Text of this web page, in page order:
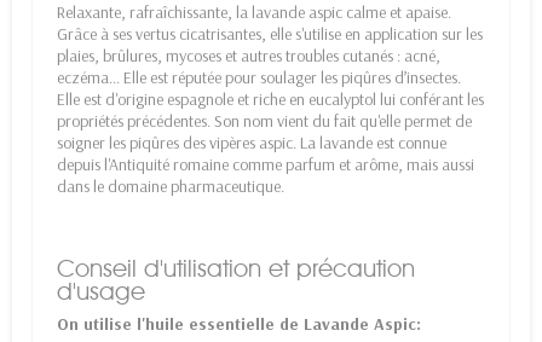
Relaxante, rafraîchissante, la lavande aspic calme et apaise.
Grâce à ses vertus cicatrisantes, elle s'utilise en application sur les
plaies, brûlures, mycoses et autres troubles cutanés : acné,
eczéma... Elle est réputée pour soulager les piqûres d’insectes.
Elle est d'origine espagnole et riche en eucalyptol lui conférant les
propriétés précédentes. Son nom vient du fait qu'elle permet de
soigner les piqûres des vipères aspic. La lavande est connue
depuis l'Antiquité romaine comme parfum et arôme, mais aussi
dans le domaine pharmaceutique.
Conseil d'utilisation et précaution
d'usage
On utilise l'huile essentielle de Lavande Aspic: